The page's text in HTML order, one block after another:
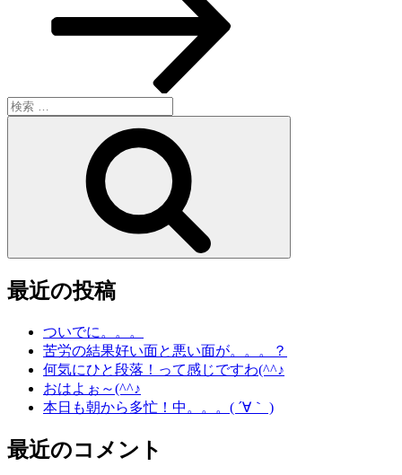
検
索:
最近の投稿
ついでに。。。
苦労の結果好い面と悪い面が。。。？
何気にひと段落！って感じですわ(^^♪
おはよぉ～(^^♪
本日も朝から多忙！中。。。( ´∀｀ )
最近のコメント